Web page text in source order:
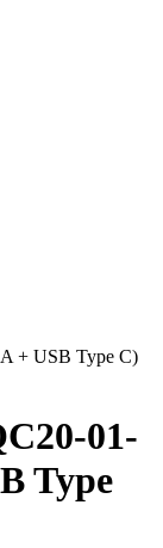
+ USB Type C)
01-
Type